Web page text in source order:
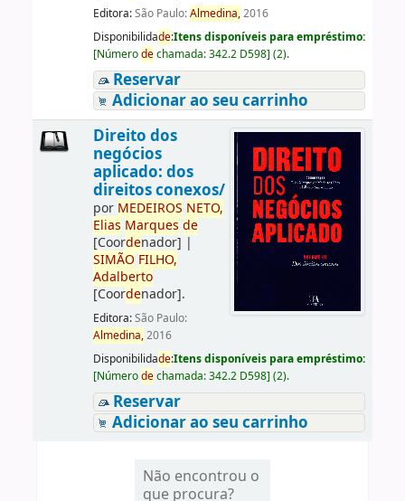
Editora:São Paulo:Almedina,2016
Disponibilidade:Itens disponíveis para empréstimo:
[Númerodechamada:342.2 D598] (2).
Reservar
Adicionar ao seu carrinho
Direito dos
negócios
aplicado: dos
direitos conexos/
por MEDEIROS NETO,
Elias Marques de
[Coordenador] |
SIMÃO FILHO,
Adalberto
[Coordenador].
Editora:São Paulo:
Almedina,2016
Disponibilidade:Itens disponíveis para empréstimo:
[Númerodechamada:342.2 D598] (2).
Reservar
Adicionar ao seu carrinho
Não encontrou o
que procura?